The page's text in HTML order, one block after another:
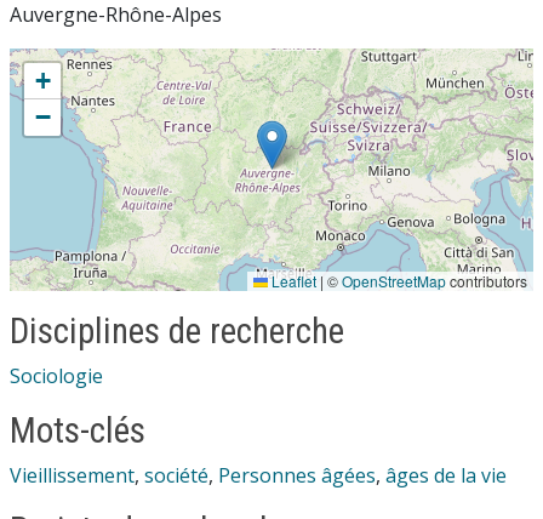
Auvergne-Rhône-Alpes
+
−
Leaflet | ©OpenStreetMapcontributors
Disciplines de recherche
Sociologie
Mots-clés
Vieillissement, société, Personnes âgées, âges de la vie